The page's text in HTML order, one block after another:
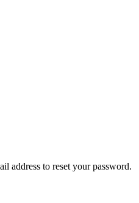
address to reset your password.